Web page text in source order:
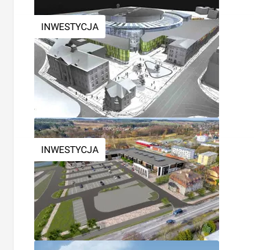
INWESTYCJA
INWESTYCJA